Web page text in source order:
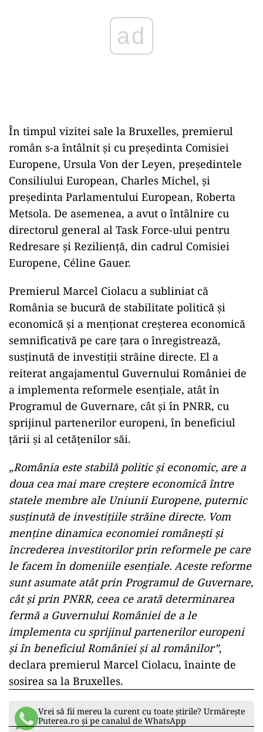
În timpul vizitei sale la Bruxelles, premierul
român s-a întâlnit și cu președinta Comisiei
Europene, Ursula Von der Leyen, președintele
Consiliului European, Charles Michel, și
președinta Parlamentului European, Roberta
Metsola. De asemenea, a avut o întâlnire cu
directorul general al Task Force-ului pentru
Redresare și Reziliență, din cadrul Comisiei
Europene, Céline Gauer.
Premierul Marcel Ciolacu a subliniat că
România se bucură de stabilitate politică și
economică și a menționat creșterea economică
semnificativă pe care țara o înregistrează,
susținută de investiții străine directe. El a
reiterat angajamentul Guvernului României de
a implementa reformele esențiale, atât în
Programul de Guvernare, cât și în PNRR, cu
sprijinul partenerilor europeni, în beneficiul
țării și al cetățenilor săi.
„România este stabilă politic şi economic, are a
doua cea mai mare creştere economică între
statele membre ale Uniunii Europene, puternic
susţinută de investiţiile străine directe. Vom
menţine dinamica economiei româneşti şi
încrederea investitorilor prin reformele pe care
le facem în domeniile esenţiale. Aceste reforme
sunt asumate atât prin Programul de Guvernare,
cât şi prin PNRR, ceea ce arată determinarea
fermă a Guvernului României de a le
implementa cu sprijinul partenerilor europeni
şi în beneficiul României şi al românilor”,
declara premierul Marcel Ciolacu, înainte de
sosirea sa la Bruxelles.
Vrei să fii mereu la curent cu toate știrile? Urmărește
Puterea.ro și pe canalul de WhatsApp